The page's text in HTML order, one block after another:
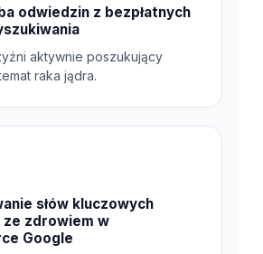
odwiedzin z bezpłatnych
aktywnie poszukujący
raka jądra.
słów kluczowych
ze zdrowiem w
Google